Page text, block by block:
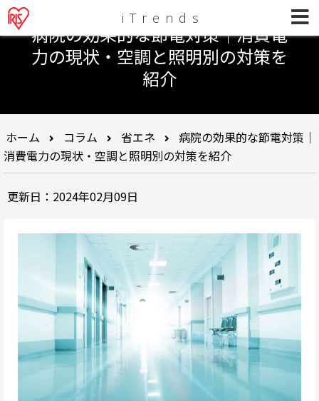
病院の効果的な節電対策│消費電
力の現状・空調と照明別の対策を
紹介
ホーム コラム 省エネ
病院の効果的な節電対策│
消費電力の現状・空調と照明別の対策を紹介
更新日：2024年02月09日
iTrends